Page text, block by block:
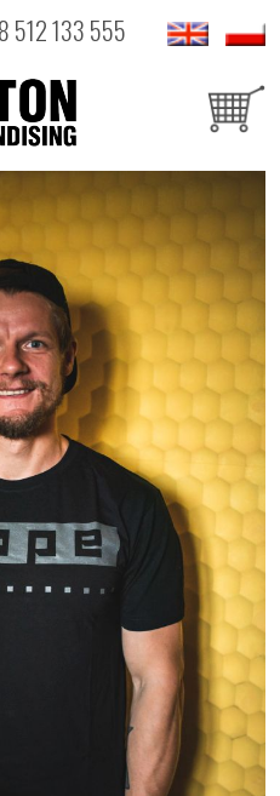
512 133 555